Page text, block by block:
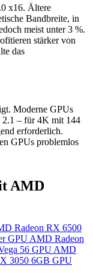
x16. Ältere
Bandbreite, in
meist unter 3 %.
stärker von
das
Moderne GPUs
– für 4K mit 144
erforderlich.
GPUs problemlos
AMD
Radeon RX 6500
GPU AMD Radeon
56 GPU AMD
3050 6GB GPU